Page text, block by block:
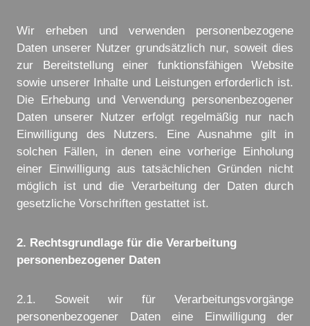
Wir erheben und verwenden personenbezogene
Daten unserer Nutzer grundsätzlich nur, soweit dies
zur Bereitstellung einer funktionsfähigen Website
sowie unserer Inhalte und Leistungen erforderlich ist.
Die Erhebung und Verwendung personenbezogener
Daten unserer Nutzer erfolgt regelmäßig nur nach
Einwilligung des Nutzers. Eine Ausnahme gilt in
solchen Fällen, in denen eine vorherige Einholung
einer Einwilligung aus tatsächlichen Gründen nicht
möglich ist und die Verarbeitung der Daten durch
gesetzliche Vorschriften gestattet ist.
2. Rechtsgrundlage für die Verarbeitung
personenbezogener Daten
2.1. Soweit wir für Verarbeitungsvorgänge
personenbezogener Daten eine Einwilligung der